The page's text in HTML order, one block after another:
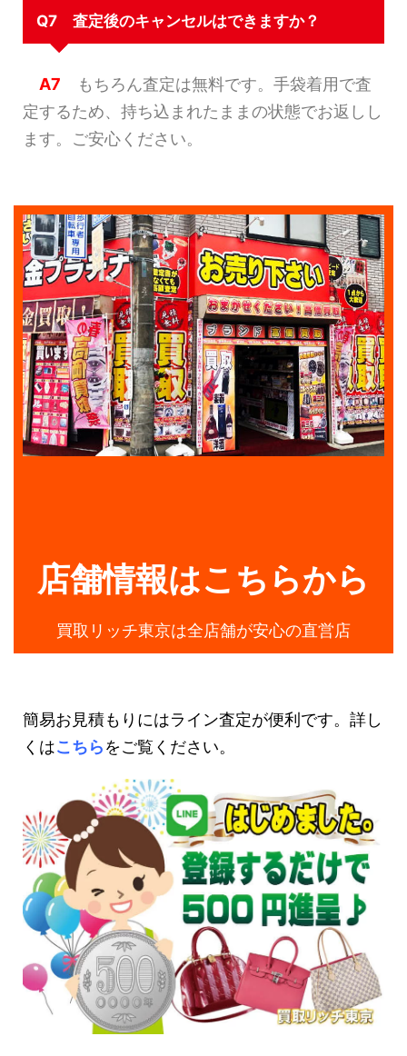
Q7 査定後のキャンセルはできますか？
A7 もちろん査定は無料です。手袋着用で査
定するため、持ち込まれたままの状態でお返しし
ます。ご安心ください。
店舗情報はこちらから
買取リッチ東京は全店舗が安心の直営店
簡易お見積もりにはライン査定が便利です。詳し
くはこちらをご覧ください。